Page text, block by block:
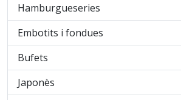
Hamburgueseries
Embotits i fondues
Bufets
Japonès